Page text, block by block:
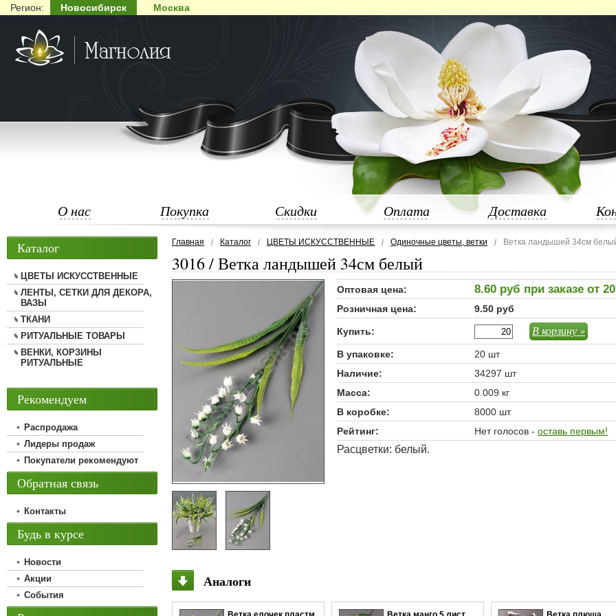
Регион: Новосибирск Москва
О нас Покупка Скидки Оплата Доставка
Главная Каталог ЦВЕТЫ ИСКУССТВЕННЫЕ Одиночные цветы, ветки Ветка ландышей 34см
3016 / Ветка ландышей 34см белый
Оптовая цена: 8.60 руб при заказе от
Розничная цена: 9.50 руб
Купить: В корзину »
В упаковке:
20 шт
Наличие:
34297 шт
Масса:
0.009 кг
В коробке:
8000 шт
Рейтинг:
Нет голосов - оставь первым!
Расцветки: белый.
Аналоги
Каталог
ЦВЕТЫ ИСКУССТВЕННЫЕ
ЛЕНТЫ, СЕТКИ ДЛЯ ДЕКОРА,
ВАЗЫ
ТКАНИ
РИТУАЛЬНЫЕ ТОВАРЫ
ВЕНКИ, КОРЗИНЫ
РИТУАЛЬНЫЕ
Рекомендуем
Распродажа
Лидеры продаж
Покупатели рекомендуют
Обратная связь
Контакты
Будь в курсе
Новости
Акции
События